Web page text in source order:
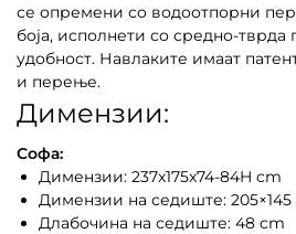
се опремени со водоотпорни
боја, исполнети со средно-тврда
удобност. Навлаките имаат
и перење.
Димензии:
Софа:
Димензии: 237x175x74-84H cm
Димензии на седиште: 205×145
Длабочина на седиште: 48 cm